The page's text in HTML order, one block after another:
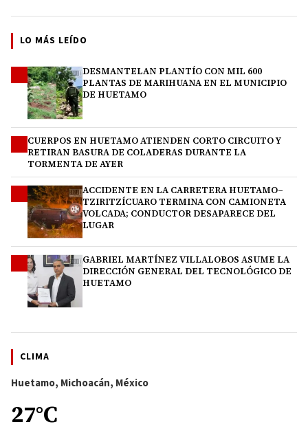
LO MÁS LEÍDO
DESMANTELAN PLANTÍO CON MIL 600
PLANTAS DE MARIHUANA EN EL MUNICIPIO
DE HUETAMO
CUERPOS EN HUETAMO ATIENDEN CORTO CIRCUITO Y
RETIRAN BASURA DE COLADERAS DURANTE LA
TORMENTA DE AYER
ACCIDENTE EN LA CARRETERA HUETAMO–
TZIRITZÍCUARO TERMINA CON CAMIONETA
VOLCADA; CONDUCTOR DESAPARECE DEL
LUGAR
GABRIEL MARTÍNEZ VILLALOBOS ASUME LA
DIRECCIÓN GENERAL DEL TECNOLÓGICO DE
HUETAMO
CLIMA
Huetamo, Michoacán, México
27°C